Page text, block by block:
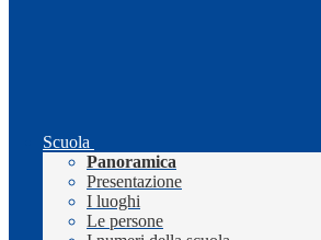
Scuola
Panoramica
Presentazione
I luoghi
Le persone